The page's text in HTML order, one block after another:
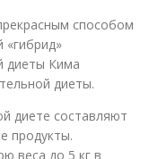
способом
«гибрид»
диеты Кима
диеты.
диете составляют
продукты.
веса до 5 кг в